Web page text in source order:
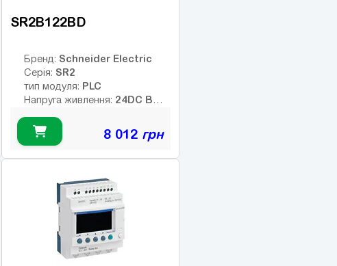
SR2B122BD
Бренд: Schneider Electric
Серія: SR2
тип модуля: PLC
Напруга живлення: 24DC В
транзисторні
Інтерфейс: Немає
USB порт:
Число дискретних виходів:
Число високочастотних
виходів:
8 012 грн